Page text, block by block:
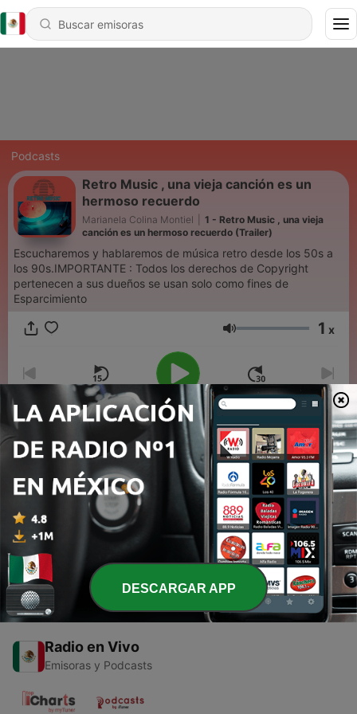
Podcasts
Retro Music , una vieja canción es un
hermoso recuerdo
Marianela Colina Montiel
1 - Retro Music , una vieja
canción es un hermoso recuerdo (Trailer)
Escucharemos y hablaremos de música retro desde los 50s a
los 90s.IMPORTANTE : Todos los derechos de Copyright
pertenecen a sus dueños se usan solo como fines de
Esparcimiento
Volumen 1 x
00:00 00:00
Retro Music , una vieja canción es un hermoso
recuerdo (Trailer)
23 oct. 2020
Radio en Vivo
Emisoras y Podcasts
DESCARGAR APP